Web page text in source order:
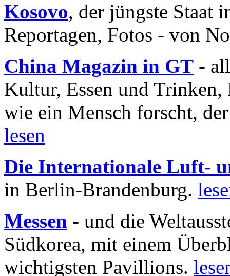
Kosovo, der jüngste Staat
Reportagen, Fotos - von
China Magazin in GT -
Kultur, Essen und
wie ein Mensch forscht,
lesen
Die Internationale Luft-
in Berlin-Brandenburg.
Messen - und die
Südkorea, mit einem
wichtigsten Pavillions.